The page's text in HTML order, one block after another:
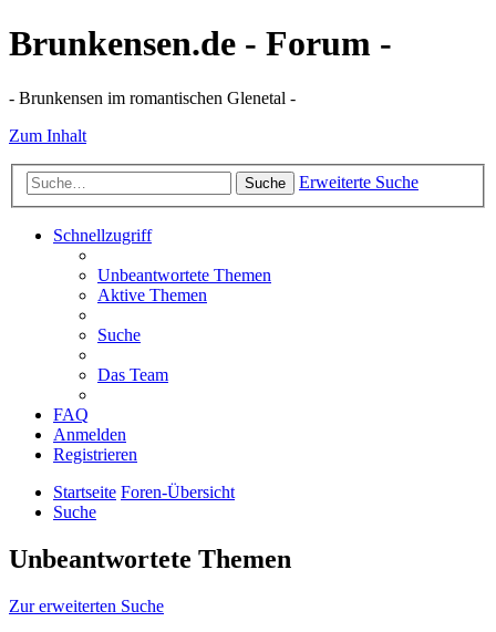
Brunkensen.de - Forum -
- Brunkensen im romantischen Glenetal -
Zum Inhalt
Suche Erweiterte Suche
Schnellzugriff
Unbeantwortete Themen
Aktive Themen
Suche
Das Team
FAQ
Anmelden
Registrieren
Startseite Foren-Übersicht
Suche
Unbeantwortete Themen
Zur erweiterten Suche